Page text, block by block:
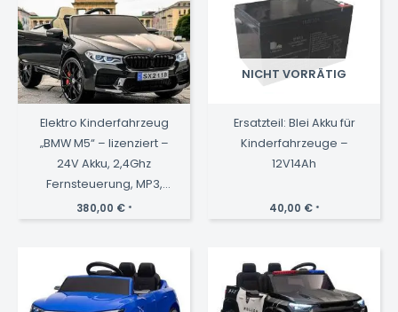
Elektro Kinderfahrzeug
„BMW M5“ – lizenziert –
24V Akku, 2,4Ghz
Fernsteuerung, MP3,
Ledersitz+EVA-Schwarz
380,00 € *
NICHT VORRÄTIG
Ersatzteil: Blei Akku für
Kinderfahrzeuge –
12V14Ah
40,00 € *